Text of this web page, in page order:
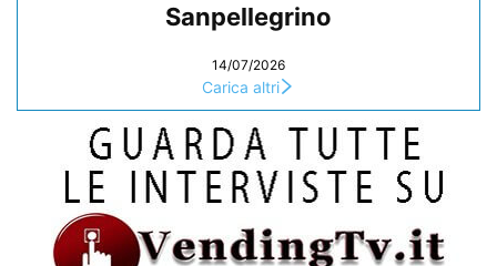
Sanpellegrino
14/07/2026
Carica altri